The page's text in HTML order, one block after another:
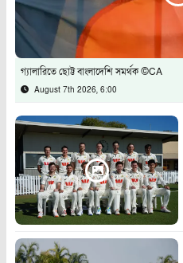
গ্যালারিতে ছোট্ট বাংলাদেশি সমর্থক ©CA
August 7th 2026, 6:00